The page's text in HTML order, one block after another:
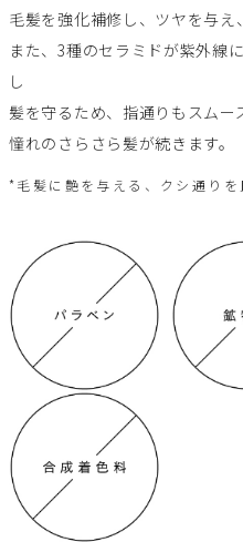
毛髪を強化補修し、ツヤを与え
また、3種のセラミドが紫外線
し
髪を守るため、指通りもスムー
憧れのさらさら髪が続きます。
*毛髪に艶を与える、クシ通りを